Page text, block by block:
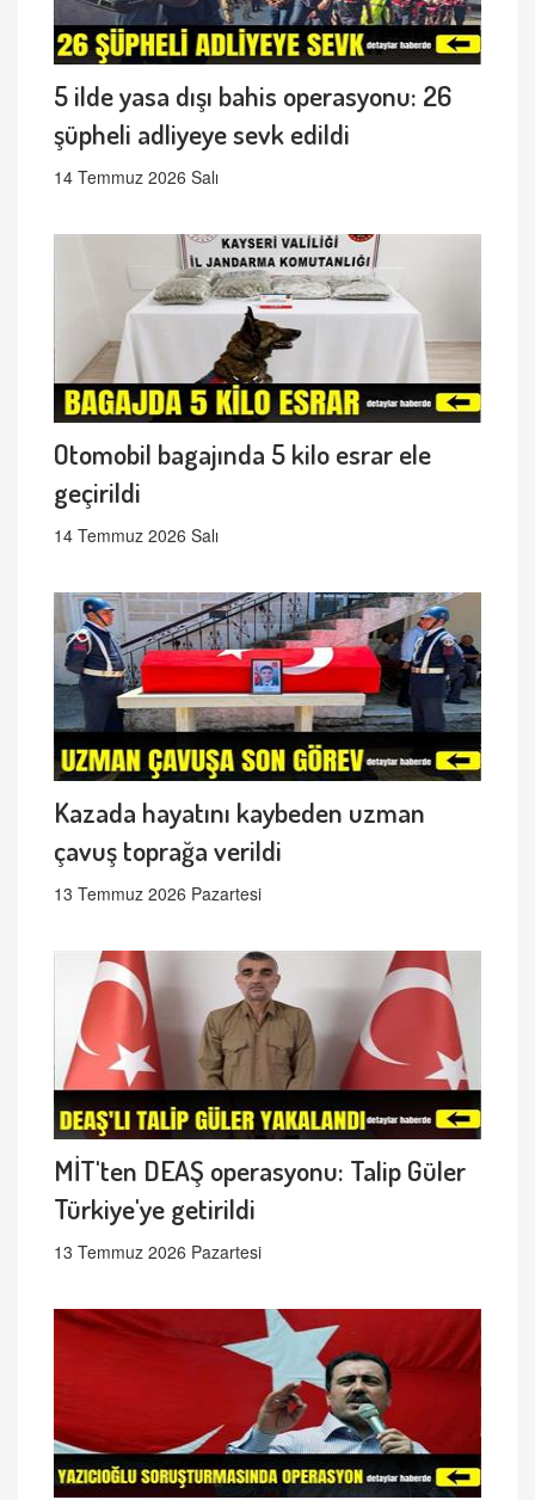
5 ilde yasa dışı bahis operasyonu: 26
şüpheli adliyeye sevk edildi
14 Temmuz 2026 Salı
Otomobil bagajında 5 kilo esrar ele
geçirildi
14 Temmuz 2026 Salı
Kazada hayatını kaybeden uzman
çavuş toprağa verildi
13 Temmuz 2026 Pazartesi
MİT'ten DEAŞ operasyonu: Talip Güler
Türkiye'ye getirildi
13 Temmuz 2026 Pazartesi